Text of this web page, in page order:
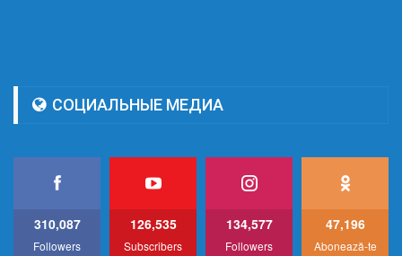
СОЦИАЛЬНЫЕ МЕДИА
310,087
Followers
126,535
Subscribers
134,577
Followers
47,196
Abonează-te